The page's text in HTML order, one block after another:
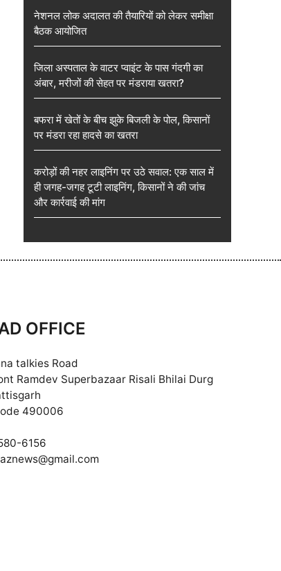
नेशनल लोक अदालत की तैयारियों को लेकर समीक्षा
बैठक आयोजित
जिला अस्पताल के वाटर प्वाइंट के पास गंदगी का
अंबार, मरीजों की सेहत पर मंडराया खतरा?
बफरा में खेतों के बीच झुके बिजली के पोल, किसानों
पर मंडरा रहा हादसे का खतरा
करोड़ों की नहर लाइनिंग पर उठे सवाल: एक साल में
ही जगह-जगह टूटी लाइनिंग, किसानों ने की जांच
और कार्रवाई की मांग
OFFICE
talkies Road
Ramdev Superbazaar Risali Bhilai Durg
490006
6156